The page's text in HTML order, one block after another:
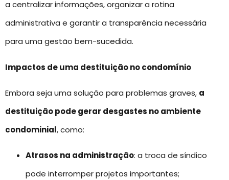
a centralizar informações, organizar a rotina
administrativa e garantir a transparência necessária
para uma gestão bem-sucedida.
Impactos de uma destituição no condomínio
Embora seja uma solução para problemas graves, a
destituição pode gerar desgastes no ambiente
condominial, como:
Atrasos na administração: a troca de síndico
pode interromper projetos importantes;